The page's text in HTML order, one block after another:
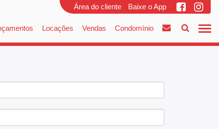
Área do cliente Baixe o App
Locações Vendas Condomínio